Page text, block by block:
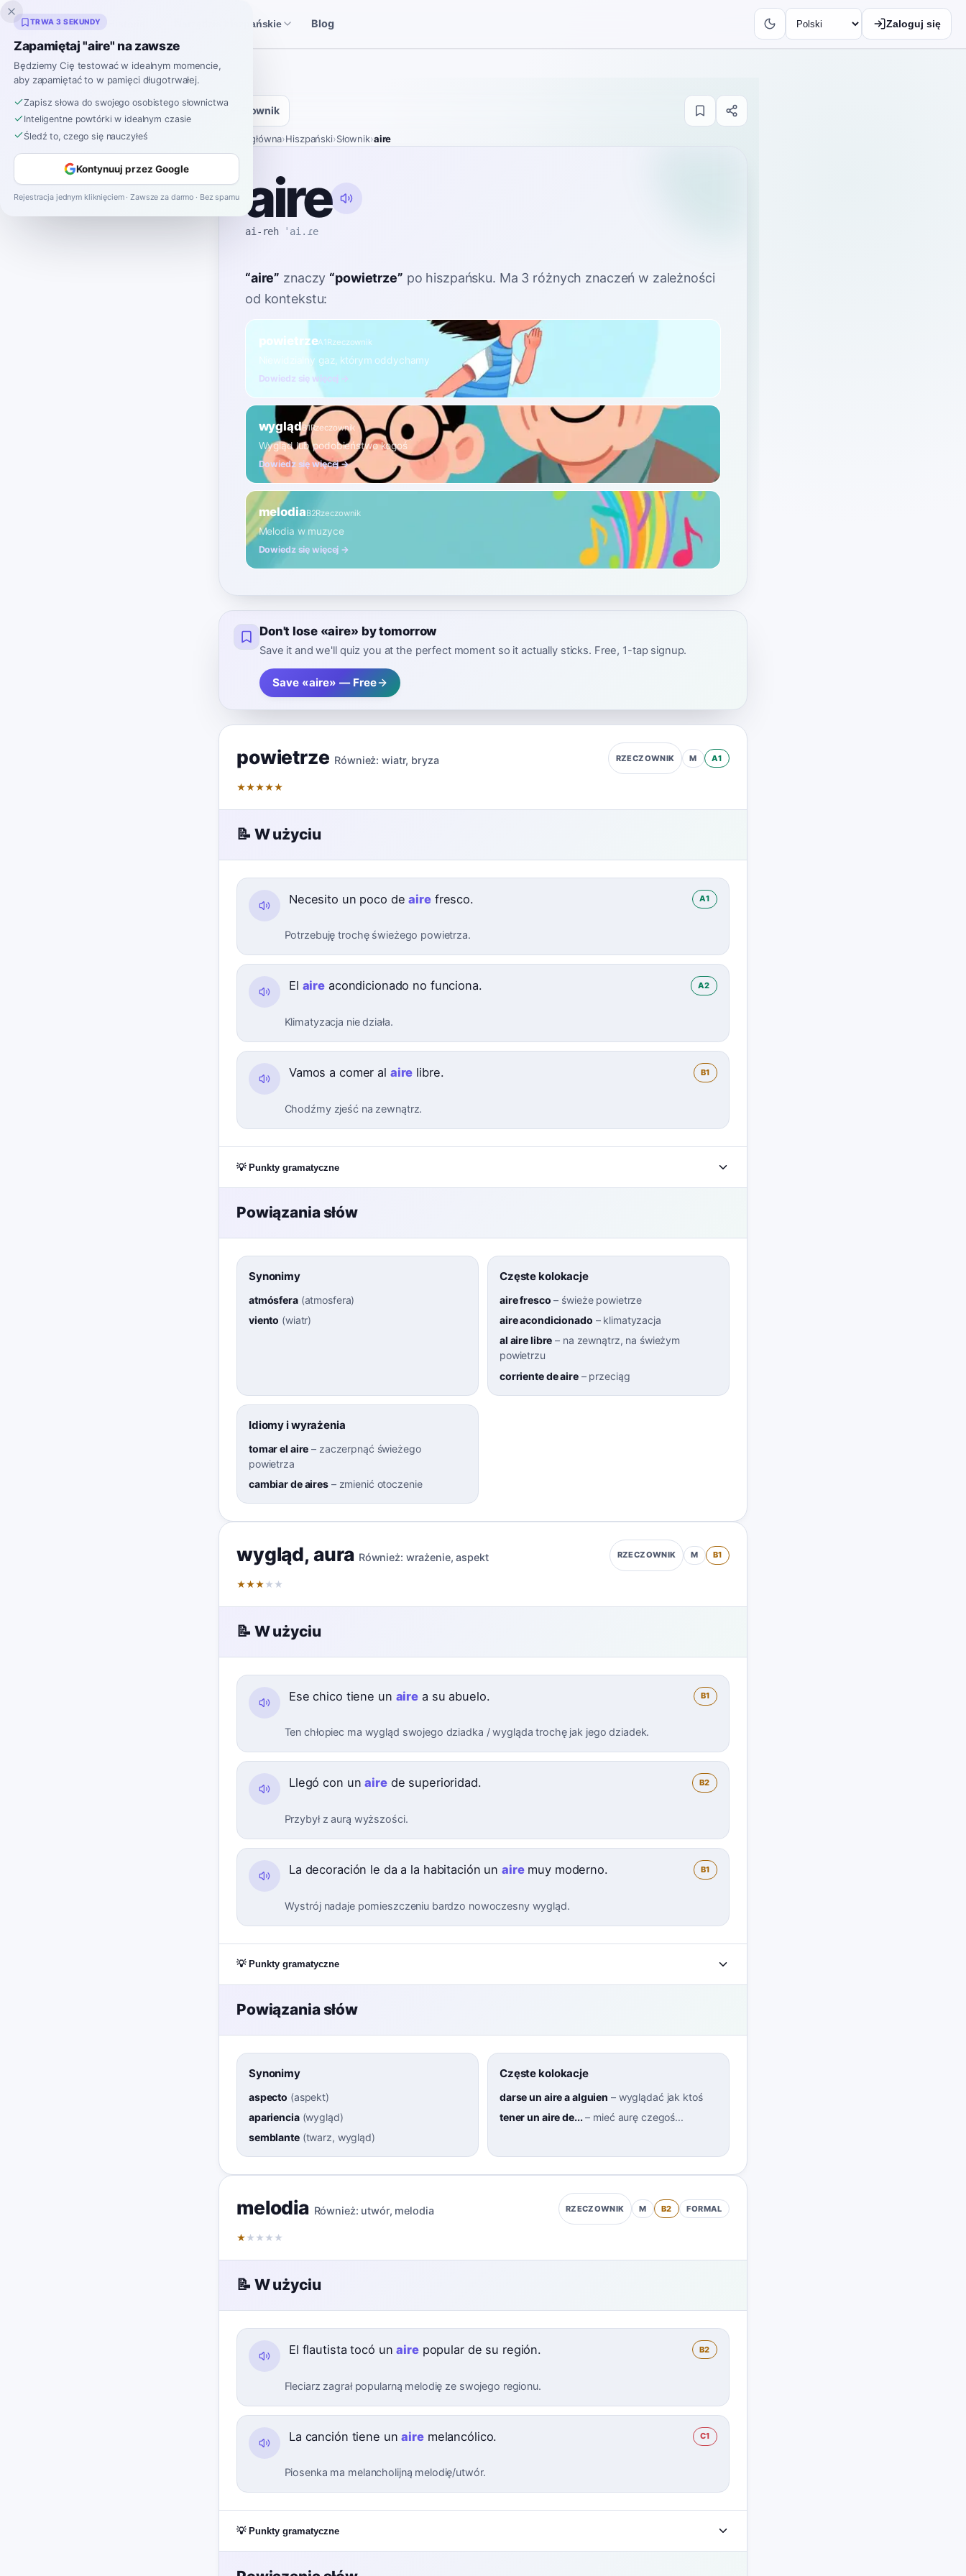
Inklingo Narzędzia hiszpańskie Blog Zaloguj się
Słownik
Strona główna›Hiszpański›Słownik›aire
aire
ai-reh ˈai.ɾe
“aire” znaczy “powietrze” po hiszpańsku. Ma 3 różnych znaczeń w zależności
od kontekstu:
powietrzeA1Rzeczownik
Niewidzialny gaz, którym oddychamy
Dowiedz się więcej →
wyglądB1Rzeczownik
Wygląd lub podobieństwo kogoś
Dowiedz się więcej →
melodiaB2Rzeczownik
Melodia w muzyce
Dowiedz się więcej →
Don't lose «aire» by tomorrow
Save it and we'll quiz you at the perfect moment so it actually sticks. Free, 1-tap signup.
Save «aire» — Free
powietrze Również: wiatr, bryza RZECZOWNIK M A1
★★★★★
📝 W użyciu
Necesito un poco deairefresco. A1
Potrzebuję trochę świeżego powietrza.
El aire acondicionado no funciona. A2
Klimatyzacja nie działa.
Vamos a comer al aire libre. B1
Chodźmy zjeść na zewnątrz.
💡 Punkty gramatyczne
Powiązania słów
Synonimy
atmósfera(atmosfera)
viento (wiatr)
Częste kolokacje
aire fresco – świeże powietrze
aire acondicionado – klimatyzacja
al aire libre – na zewnątrz, na świeżym
powietrzu
corriente de aire– przeciąg
Idiomy i wyrażenia
tomar el aire – zaczerpnąć świeżego
powietrza
cambiar de aires– zmienić otoczenie
wygląd, aura Również: wrażenie,aspekt RZECZOWNIK M B1
★★★ ★ ★
📝 W użyciu
Ese chico tiene un aire a su abuelo. B1
Ten chłopiec ma wygląd swojego dziadka / wygląda trochę jak jego dziadek.
Llegó con unairede superioridad. B2
Przybył z aurą wyższości.
La decoración le da a la habitación unairemuy moderno. B1
Wystrój nadaje pomieszczeniu bardzo nowoczesny wygląd.
💡 Punkty gramatyczne
Powiązania słów
Synonimy
aspecto (aspekt)
apariencia(wygląd)
semblante(twarz, wygląd)
Częste kolokacje
darse un aire a alguien – wyglądać jak ktoś
tener un aire de...– mieć aurę czegoś...
melodia Również: utwór, melodia RZECZOWNIK M B2 FORMAL
★ ★ ★ ★ ★
📝 W użyciu
El flautista tocó unairepopular de su región. B2
Fleciarz zagrał popularną melodię ze swojego regionu.
La canción tiene unairemelancólico. C1
Piosenka ma melancholijną melodię/utwór.
💡 Punkty gramatyczne
TRWA 3 SEKUNDY
Zapamiętaj "aire" na zawsze
Będziemy Cię testować w idealnym momencie,
aby zapamiętać to w pamięci długotrwałej.
Zapisz słowa do swojego osobistego słownictwa
Inteligentne powtórki w idealnym czasie
Śledź to, czego się nauczyłeś
Kontynuuj przez Google
Rejestracja jednym kliknięciem · Zawsze za darmo · Bez spamu